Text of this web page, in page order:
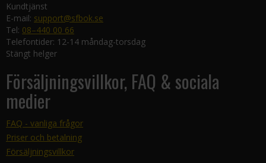
Kundtjänst
E-mail: support@sfbok.se
Tel: 08–440 00 66
Telefontider: 12-14 måndag-torsdag
Stängt helger
Försäljningsvillkor, FAQ & sociala
medier
FAQ - vanliga frågor
Priser och betalning
Försäljningsvillkor